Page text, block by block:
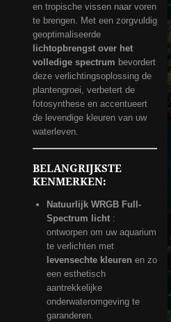
en tropische vissen naar voren
te brengen. Met een zorgvuldig
geoptimaliseerde
lichtopbrengst over het
volledige spectrum bevordert
deze verlichtingsoplossing de
plantengroei, verbetert de
fotosynthese en accentueert
de levendige kleuren van uw
waterleven.
BELANGRIJKSTE
KENMERKEN:
Natuurlijk WRGB Full-
Spectrum licht:
ontworpen om uw aquarium
te verlichten met
levensechte kleuren en zo
een esthetisch
aantrekkelijke
onderwateromgeving te
garanderen.